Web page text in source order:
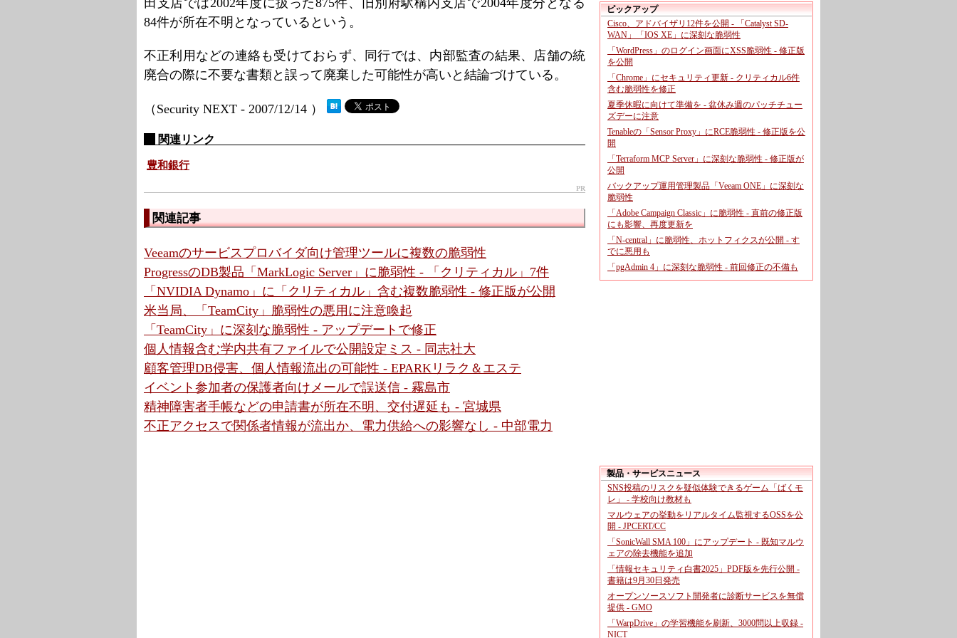
田支店では2002年度に扱った875件、旧別府駅構内支店で2004年度分となる
84件が所在不明となっているという。
不正利用などの連絡も受けておらず、同行では、内部監査の結果、店舗の統
廃合の際に不要な書類と誤って廃棄した可能性が高いと結論づけている。
（Security NEXT - 2007/12/14 ）
関連リンク
豊和銀行
PR
関連記事
Veeamのサービスプロバイダ向け管理ツールに複数の脆弱性
ProgressのDB製品「MarkLogic Server」に脆弱性 - 「クリティカル」7件
「NVIDIA Dynamo」に「クリティカル」含む複数脆弱性 - 修正版が公開
米当局、「TeamCity」脆弱性の悪用に注意喚起
「TeamCity」に深刻な脆弱性 - アップデートで修正
個人情報含む学内共有ファイルで公開設定ミス - 同志社大
顧客管理DB侵害、個人情報流出の可能性 - EPARKリラク＆エステ
イベント参加者の保護者向けメールで誤送信 - 霧島市
精神障害者手帳などの申請書が所在不明、交付遅延も - 宮城県
不正アクセスで関係者情報が流出か、電力供給への影響なし - 中部電力
ピックアップ
Cisco、アドバイザリ12件を公開 - 「Catalyst SD-
WAN」「IOS XE」に深刻な脆弱性
「WordPress」のログイン画面にXSS脆弱性 - 修正版
を公開
「Chrome」にセキュリティ更新 - クリティカル6件
含む脆弱性を修正
夏季休暇に向けて準備を - 盆休み週のパッチチュー
ズデーに注意
Tenableの「Sensor Proxy」にRCE脆弱性 - 修正版を公
開
「Terraform MCP Server」に深刻な脆弱性 - 修正版が
公開
バックアップ運用管理製品「Veeam ONE」に深刻な
脆弱性
「Adobe Campaign Classic」に脆弱性 - 直前の修正版
にも影響、再度更新を
「N-central」に脆弱性、ホットフィクスが公開 - す
でに悪用も
「pgAdmin 4」に深刻な脆弱性 - 前回修正の不備も
製品・サービスニュース
SNS投稿のリスクを疑似体験できるゲーム「ばくモ
レ」 - 学校向け教材も
マルウェアの挙動をリアルタイム監視するOSSを公
開 - JPCERT/CC
「SonicWall SMA 100」にアップデート - 既知マルウ
ェアの除去機能を追加
「情報セキュリティ白書2025」PDF版を先行公開 -
書籍は9月30日発売
オープンソースソフト開発者に診断サービスを無償
提供 - GMO
「WarpDrive」の学習機能を刷新、3000問以上収録 -
NICT